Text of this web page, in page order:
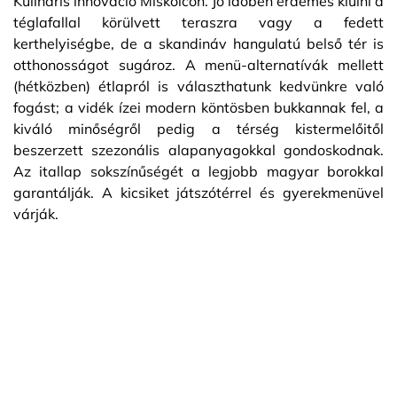
téglafallal körülvett teraszra vagy a fedett
kerthelyiségbe, de a skandináv hangulatú belső tér is
otthonosságot sugároz. A menü-alternatívák mellett
(hétközben) étlapról is választhatunk kedvünkre való
fogást; a vidék ízei modern köntösben bukkannak fel, a
kiváló minőségről pedig a térség kistermelőitől
beszerzett szezonális alapanyagokkal gondoskodnak.
Az itallap sokszínűségét a legjobb magyar borokkal
garantálják. A kicsiket játszótérrel és gyerekmenüvel
várják.